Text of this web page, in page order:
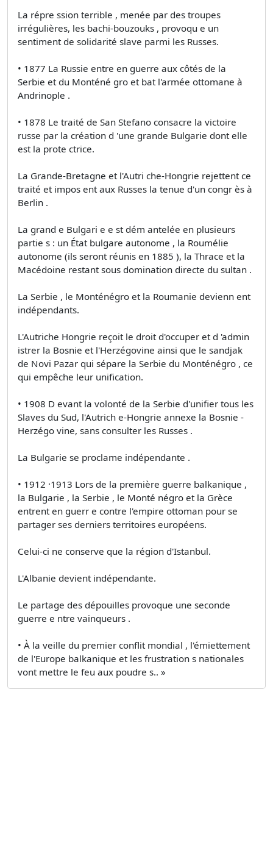
La répre ssion terrible , menée par des troupes
irrégulières, les bachi-bouzouks , provoqu e un
sentiment de solidarité slave parmi les Russes.
• 1877 La Russie entre en guerre aux côtés de la
Serbie et du Monténé gro et bat l'armée ottomane à
Andrinople .
• 1878 Le traité de San Stefano consacre la victoire
russe par la création d 'une grande Bulgarie dont elle
est la prote ctrice.
La Grande-Bretagne et l'Autri che-Hongrie rejettent ce
traité et impos ent aux Russes la tenue d'un congr ès à
Berlin .
La grand e Bulgari e e st dém antelée en plusieurs
partie s : un État bulgare autonome , la Roumélie
autonome (ils seront réunis en 1885 ), la Thrace et la
Macédoine restant sous domination directe du sultan .
La Serbie , le Monténégro et la Roumanie devienn ent
indépendants.
L'Autriche­ Hongrie reçoit le droit d'occuper et d 'admin
istrer la Bosnie et l'Herzégovine ainsi que le sandjak
de Novi Pazar qui sépare la Serbie du Monténégro , ce
qui empêche leur unification.
• 1908 D evant la volonté de la Serbie d'unifier tous les
Slaves du Sud, l'Autrich e-Hongrie annexe la Bosnie ­
Herzégo vine, sans consulter les Russes .
La Bulgarie se proclame indépendante .
• 1912 ·1913 Lors de la première guerre balkanique ,
la Bulgarie , la Serbie , le Monté négro et la Grèce
entrent en guerr e contre l'empire ottoman pour se
partager ses derniers territoires européens.
Celui-ci ne conserve que la région d'Istanbul.
L'Albanie devient indépendante.
Le partage des dépouilles provoque une seconde
guerre e ntre vainqueurs .
• À la veille du premier conflit mondial , l'émiettement
de l'Europe balkanique et les frustration s nationales
vont mettre le feu aux poudre s.. »